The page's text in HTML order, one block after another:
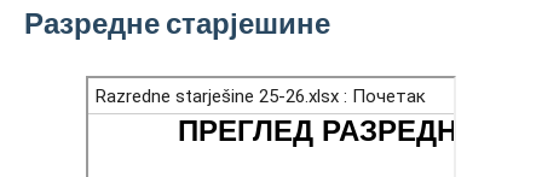
Разредне старјешине